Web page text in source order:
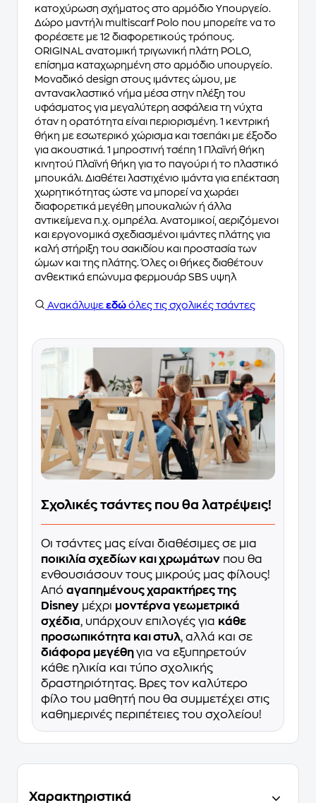
κατοχύρωση σχήματος στο αρμόδιο Υπουργείο.
Δώρο μαντήλι multiscarf Polo που μπορείτε να το
φορέσετε με 12 διαφορετικούς τρόπους.
ORIGINAL ανατομική τριγωνική πλάτη POLO,
επίσημα καταχωρημένη στο αρμόδιο υπουργείο.
Μοναδικό design στους ιμάντες ώμου, με
αντανακλαστικό νήμα μέσα στην πλέξη του
υφάσματος για μεγαλύτερη ασφάλεια τη νύχτα
όταν η ορατότητα είναι περιορισμένη. 1 κεντρική
θήκη με εσωτερικό χώρισμα και τσεπάκι με έξοδο
για ακουστικά. 1 μπροστινή τσέπη 1 Πλαϊνή θήκη
κινητού Πλαϊνή θήκη για το παγούρι ή το πλαστικό
μπουκάλι. Διαθέτει λαστιχένιο ιμάντα για επέκταση
χωρητικότητας ώστε να μπορεί να χωράει
διαφορετικά μεγέθη μπουκαλιών ή άλλα
αντικείμενα π.χ. ομπρέλα. Ανατομικοί, αεριζόμενοι
και εργονομικά σχεδιασμένοι ιμάντες πλάτης για
καλή στήριξη του σακιδίου και προστασία των
ώμων και της πλάτης. Όλες οι θήκες διαθέτουν
ανθεκτικά επώνυμα φερμουάρ SBS υψηλ
Ανακάλυψε εδώ όλες τις σχολικές τσάντες
Σχολικές τσάντες που θα λατρέψεις!
Οι τσάντες μας είναι διαθέσιμες σε μια
ποικιλία σχεδίων και χρωμάτων που θα
ενθουσιάσουν τους μικρούς μας φίλους!
Από αγαπημένους χαρακτήρες της
Disney μέχρι μοντέρνα γεωμετρικά
σχέδια, υπάρχουν επιλογές για κάθε
προσωπικότητα και στυλ, αλλά και σε
διάφορα μεγέθηγια να εξυπηρετούν
κάθε ηλικία και τύπο σχολικής
δραστηριότητας. Βρες τον καλύτερο
φίλο του μαθητή που θα συμμετέχει στις
καθημερινές περιπέτειες του σχολείου!
Χαρακτηριστικά